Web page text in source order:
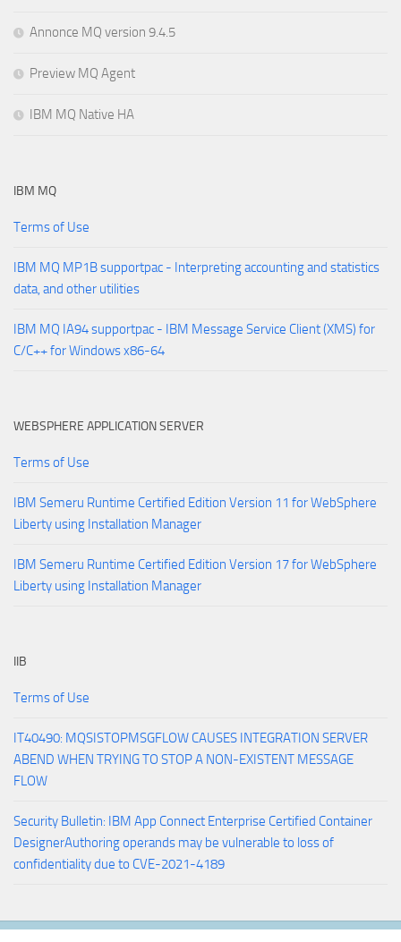
Annonce MQ version 9.4.5
Preview MQ Agent
IBM MQ Native HA
IBM MQ
Terms of Use
IBM MQ MP1B supportpac - Interpreting accounting and statistics
data, and other utilities
IBM MQ IA94 supportpac - IBM Message Service Client (XMS) for
C/C++ for Windows x86-64
WEBSPHERE APPLICATION SERVER
Terms of Use
IBM Semeru Runtime Certified Edition Version 11 for WebSphere
Liberty using Installation Manager
IBM Semeru Runtime Certified Edition Version 17 for WebSphere
Liberty using Installation Manager
IIB
Terms of Use
IT40490: MQSISTOPMSGFLOW CAUSES INTEGRATION SERVER
ABEND WHEN TRYING TO STOP A NON-EXISTENT MESSAGE
FLOW
Security Bulletin: IBM App Connect Enterprise Certified Container
DesignerAuthoring operands may be vulnerable to loss of
confidentiality due to CVE-2021-4189